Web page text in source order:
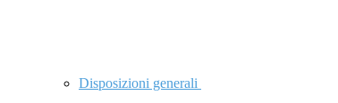
Disposizioni generali